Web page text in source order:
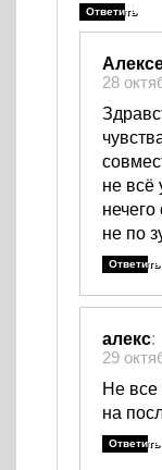
Ответить
28
не всё
не по
Ответить
алекс:
29
Не все
на
Ответить